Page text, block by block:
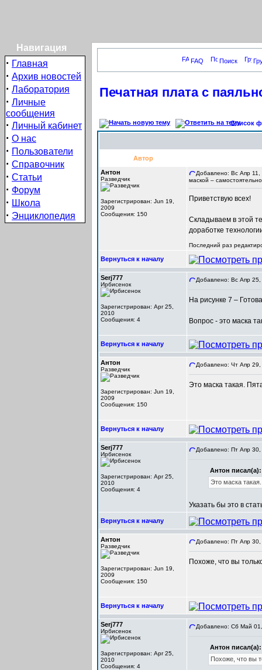
Навигация
· Главная
· Архив новостей
· Лаборатория
· Личные
сообщения
· Личный кабинет
· О нас
· Пользователи
· Справочник
· Статьи
· Форум
· Школа
· Энциклопедия
FAQ Поиск
Печатная плата с
Список
Автор
Антон
Разведчик
Зарегистрирован: Jun 19,
2009
Сообщения: 150
Добавлено: Вс Апр
маской – самостоятельно
Приветствую всех!
Складываем в этой
доработке
Последний раз
Вернуться к началу
Serj777
Ирбисенок
Зарегистрирован: Apr 25,
2010
Сообщения: 4
Добавлено: Вс Апр
На рисунке 7 –
Вопрос - это маска
Вернуться к началу
Антон
Разведчик
Зарегистрирован: Jun 19,
2009
Сообщения: 150
Добавлено: Чт Апр
Это маска такая.
Вернуться к началу
Serj777
Ирбисенок
Зарегистрирован: Apr 25,
2010
Сообщения: 4
Добавлено: Пт Апр
Антон писал(а):
Это маска
Указать бы это в
Вернуться к началу
Антон
Разведчик
Зарегистрирован: Jun 19,
2009
Сообщения: 150
Добавлено: Пт Апр
Похоже, что вы
Вернуться к началу
Serj777
Ирбисенок
Зарегистрирован: Apr 25,
2010
Сообщения: 4
Добавлено: Сб Май
Антон писал(а):
Похоже, что вы